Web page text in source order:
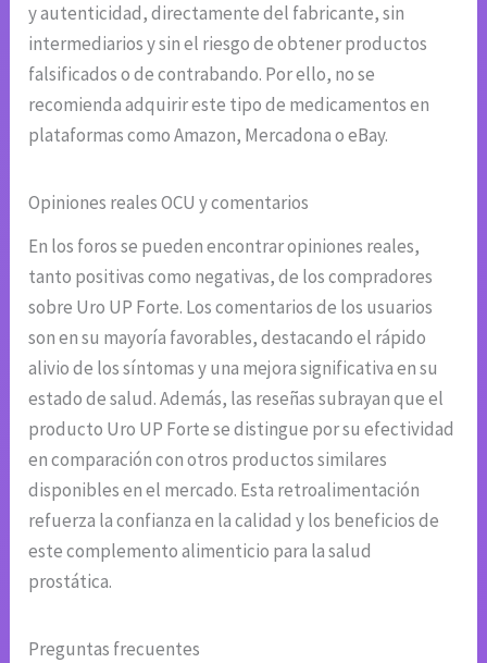
y autenticidad, directamente del fabricante, sin
intermediarios y sin el riesgo de obtener productos
falsificados o de contrabando. Por ello, no se
recomienda adquirir este tipo de medicamentos en
plataformas como Amazon, Mercadona o eBay.
Opiniones reales OCU y comentarios
En los foros se pueden encontrar opiniones reales,
tanto positivas como negativas, de los compradores
sobre Uro UP Forte. Los comentarios de los usuarios
son en su mayoría favorables, destacando el rápido
alivio de los síntomas y una mejora significativa en su
estado de salud. Además, las reseñas subrayan que el
producto Uro UP Forte se distingue por su efectividad
en comparación con otros productos similares
disponibles en el mercado. Esta retroalimentación
refuerza la confianza en la calidad y los beneficios de
este complemento alimenticio para la salud
prostática.
Preguntas frecuentes